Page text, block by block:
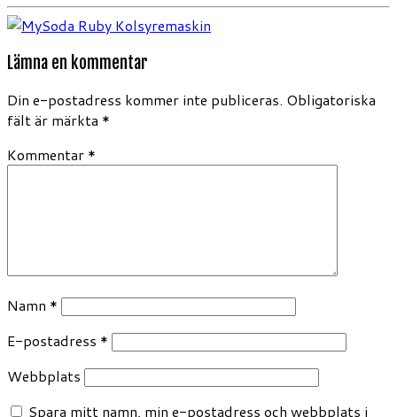
Lämna en kommentar
Din e-postadress kommer inte publiceras. Obligatoriska
fält är märkta *
Kommentar *
Namn *
E-postadress *
Webbplats
Spara mitt namn, min e-postadress och webbplats i